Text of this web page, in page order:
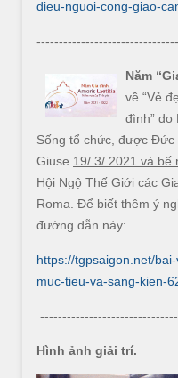
dieu-nguoi-cong-giao-
Năm
về “Vẻ
đình” do
Sống tổ chức, được Đức
Giuse 19/ 3/ 2021 và bế
Hội Ngộ Thế Giới các
Roma. Để biết thêm ý
đường dẫn này:
https://tgpsaigon.net/
muc-tieu-va-sang-kien-
Hình ảnh giải trí.